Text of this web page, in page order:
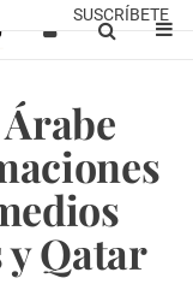
SUSCRÍBETE
Qatar